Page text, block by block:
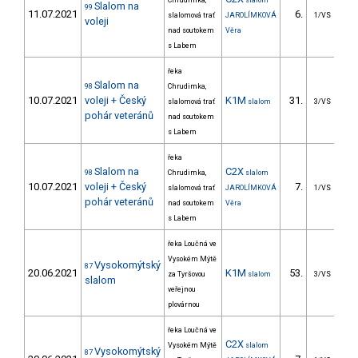
11.07.2021
99 Slalom na
voleji
slalomová trať
nad soutokem
s Labem
JAROLÍMKOVÁ
Věra
6. 1/VS
10.07.2021
98 Slalom na
voleji + Český
pohár veteránů
řeka
Chrudimka,
slalomová trať
nad soutokem
s Labem
K1M slalom 31. 3/VS
10.07.2021
98 Slalom na
voleji + Český
pohár veteránů
řeka
Chrudimka,
slalomová trať
nad soutokem
s Labem
C2X slalom
JAROLÍMKOVÁ
Věra
7. 1/VS
20.06.2021
87 Vysokomýtský
slalom
řeka Loučná ve
Vysokém Mýtě
za Tyršovou
veřejnou
plovárnou
K1M slalom 53. 3/VS
87 Vysokomýtský
řeka Loučná ve
Vysokém Mýtě
C2X slalom